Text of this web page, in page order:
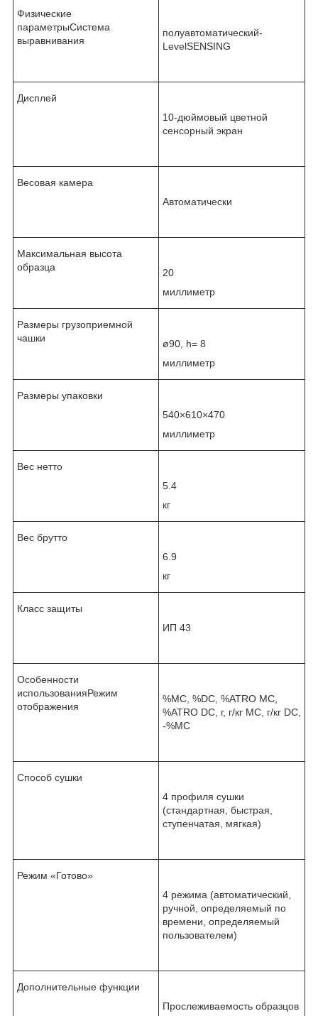
Физические
параметрыСистема
выравнивания
полуавтоматический-
LevelSENSING
Дисплей
10-дюймовый цветной
сенсорный экран
Весовая камера
Автоматически
Максимальная высота
образца
20
миллиметр
Размеры грузоприемной
чашки
ø90, h= 8
миллиметр
Размеры упаковки
540×610×470
миллиметр
Вес нетто
5.4
кг
Вес брутто
6.9
кг
Класс защиты
ИП 43
Особенности
использованияРежим
отображения
%MC, %DC, %ATRO MC,
%ATRO DC, г, г/кг MC, г/кг DC,
-%MC
Способ сушки
4 профиля сушки
(стандартная, быстрая,
ступенчатая, мягкая)
Режим «Готово»
4 режима (автоматический,
ручной, определяемый по
времени, определяемый
пользователем)
Дополнительные функции
Прослеживаемость образцов